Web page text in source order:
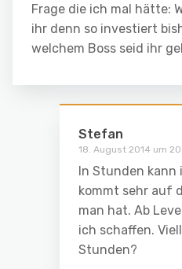
Frage die ich mal hätte:
ihr denn so investiert
welchem Boss seid ihr
Stefan
18. August 2014 um
In Stunden kann
kommt sehr auf
man hat. Ab
ich schaffen.
Stunden?